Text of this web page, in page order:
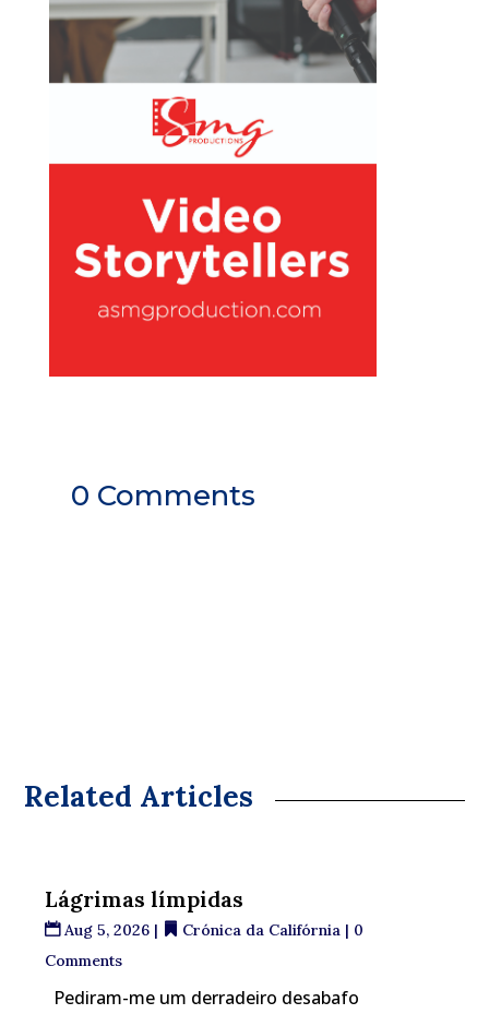
0 Comments
Related Articles
Lágrimas límpidas
Aug 5, 2026 | Crónica da Califórnia | 0
Comments
Pediram-me um derradeiro desabafo